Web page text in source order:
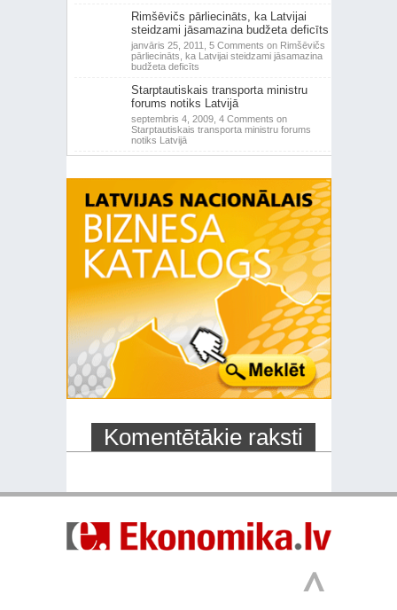
Rimšēvičs pārliecināts, ka Latvijai
steidzami jāsamazina budžeta deficīts
janvāris 25, 2011, 5 Comments on Rimšēvičs
pārliecināts, ka Latvijai steidzami jāsamazina
budžeta deficīts
Starptautiskais transporta ministru
forums notiks Latvijā
septembris 4, 2009, 4 Comments on
Starptautiskais transporta ministru forums
notiks Latvijā
Komentētākie raksti